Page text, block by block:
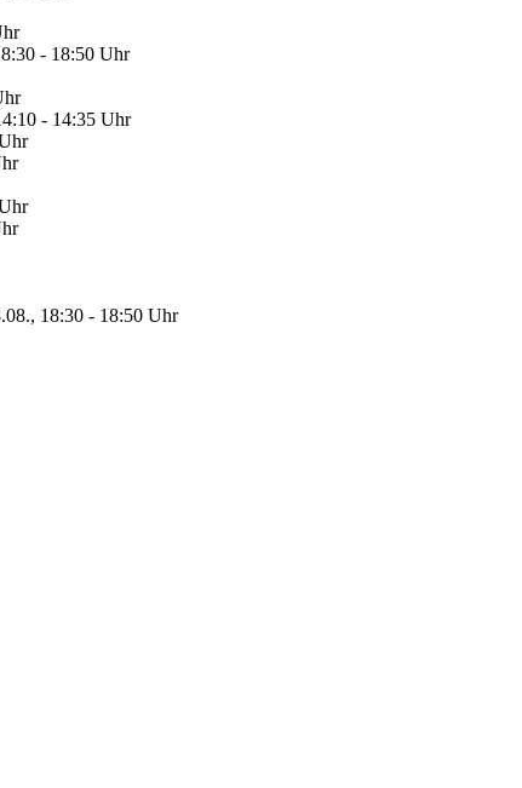
- 18:50 Uhr
- 14:35 Uhr
18:30 - 18:50 Uhr